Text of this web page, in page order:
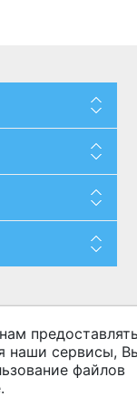
наши сервисы,
файлов